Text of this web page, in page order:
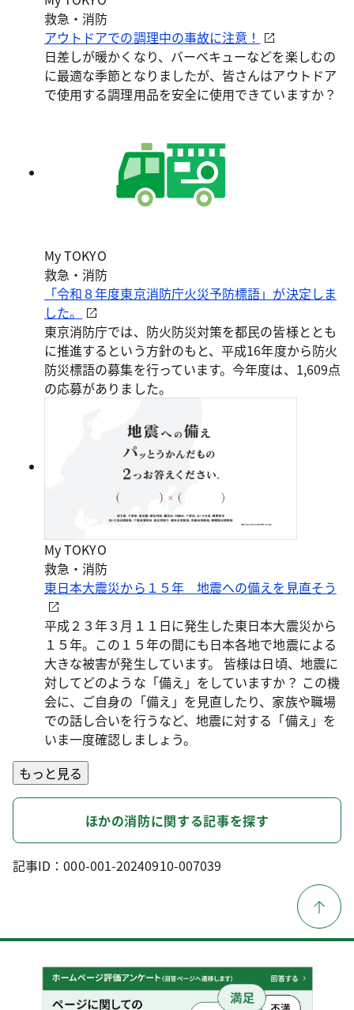
救急・消防
アウトドアでの調理中の事故に注意！
日差しが暖かくなり、バーベキューなどを楽しむの
に最適な季節となりましたが、皆さんはアウトドア
で使用する調理用品を安全に使用できていますか？
My TOKYO
救急・消防
「令和８年度東京消防庁火災予防標語」が決定しま
した。
東京消防庁では、防火防災対策を都民の皆様ととも
に推進するという方針のもと、平成16年度から防火
防災標語の募集を行っています。今年度は、1,609点
の応募がありました。
My TOKYO
救急・消防
東日本大震災から１５年 地震への備えを見直そう
平成２３年３月１１日に発生した東日本大震災から
１５年。この１５年の間にも日本各地で地震による
大きな被害が発生しています。 皆様は日頃、地震に
対してどのような「備え」をしていますか？ この機
会に、ご自身の「備え」を見直したり、家族や職場
での話し合いを行うなど、地震に対する「備え」を
いま一度確認しましょう。
もっと見る
ほかの消防に関する記事を探す
記事ID：000-001-20240910-007039